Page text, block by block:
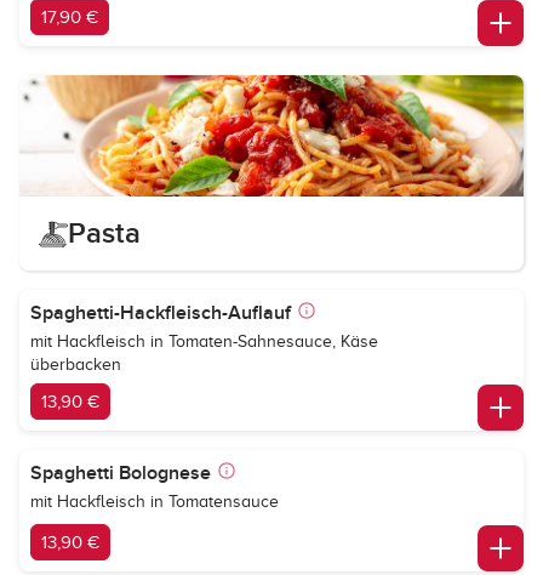
17,90 €
Pasta
Spaghetti-Hackfleisch-Auflauf
mit Hackfleisch in Tomaten-Sahnesauce, Käse
überbacken
13,90 €
Spaghetti Bolognese
mit Hackfleisch in Tomatensauce
13,90 €